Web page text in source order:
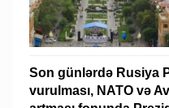
Son günlərdə Rusiya
vurulması, NATO və